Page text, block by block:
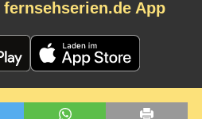
fernsehserien.de App